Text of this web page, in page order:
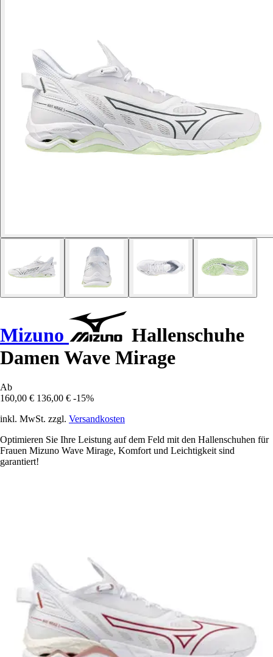
Mizuno
Hallenschuhe
Damen Wave Mirage
Ab
160,00 € 136,00 € -15%
inkl. MwSt. zzgl. Versandkosten
Optimieren Sie Ihre Leistung auf dem Feld mit den Hallenschuhen für
Frauen Mizuno Wave Mirage, Komfort und Leichtigkeit sind
garantiert!